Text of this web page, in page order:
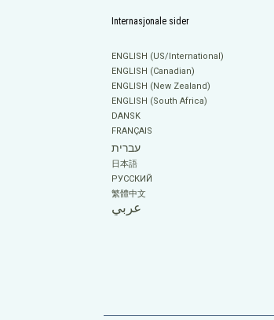
Internasjonale sider
ENGLISH (US/International)
ENGLISH (Canadian)
ENGLISH (New Zealand)
ENGLISH (South Africa)
DANSK
FRANÇAIS
עברית
日本語
РУССКИЙ
繁體中文
عربي